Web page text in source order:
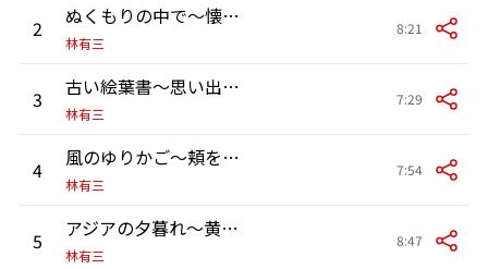
2 ぬくもりの中で～懐かしい幸せに包まれて
林有三
8:21
3 古い絵葉書〜思い出のしおり
林有三
7:29
4 風のゆりかご〜頬をなでるそよ風
林有三
7:54
5 アジアの夕暮れ〜黄昏の風はやさしく
林有三
8:47